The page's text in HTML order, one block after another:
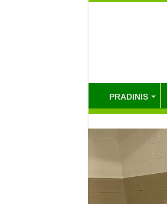
PRADINIS